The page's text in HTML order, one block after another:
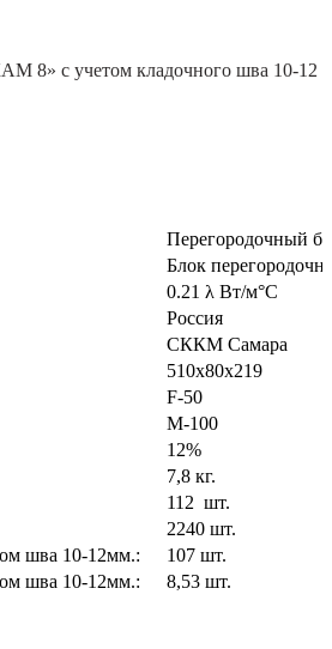
8» с учетом кладочного шва 10-12
Перегородочный
Блок
0.21 λ Вт/м°С
Россия
СККМ Самара
510х80х219
F-50
М-100
12%
7,8 кг.
112 шт.
2240 шт.
шва 10-12мм.:
107 шт.
шва 10-12мм.:
8,53 шт.